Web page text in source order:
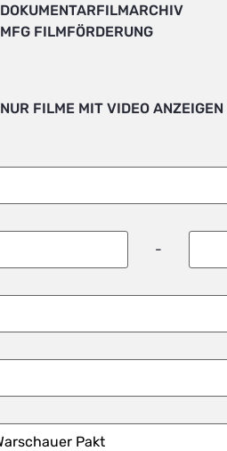
DOKUMENTARFILMARCHIV
MFG FILMFÖRDERUNG
NUR FILME MIT VIDEO ANZEIGEN
-